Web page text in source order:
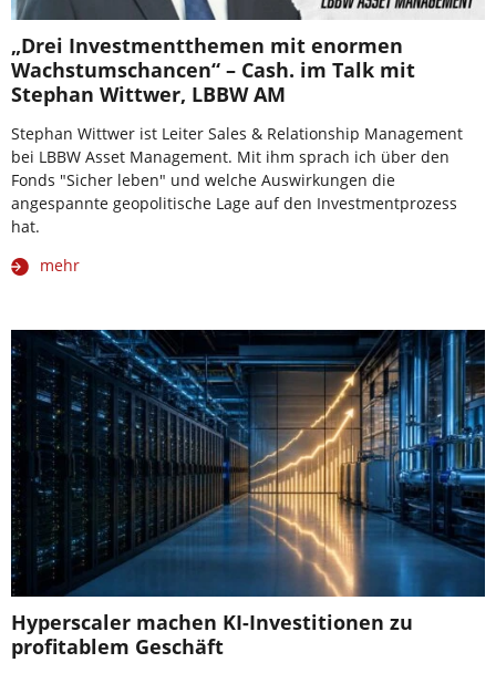
„Drei Investmentthemen mit enormen
Wachstumschancen“ – Cash. im Talk mit
Stephan Wittwer, LBBW AM
Stephan Wittwer ist Leiter Sales & Relationship Management
bei LBBW Asset Management. Mit ihm sprach ich über den
Fonds "Sicher leben" und welche Auswirkungen die
angespannte geopolitische Lage auf den Investmentprozess
hat.
mehr
Hyperscaler machen KI-Investitionen zu
profitablem Geschäft